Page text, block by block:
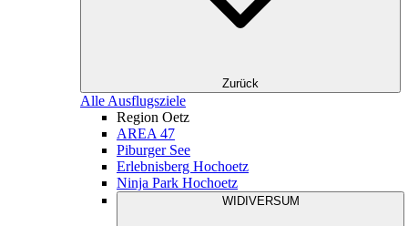
Zurück
Alle Ausflugsziele
Region Oetz
AREA 47
Piburger See
Erlebnisberg Hochoetz
Ninja Park Hochoetz
WIDIVERSUM